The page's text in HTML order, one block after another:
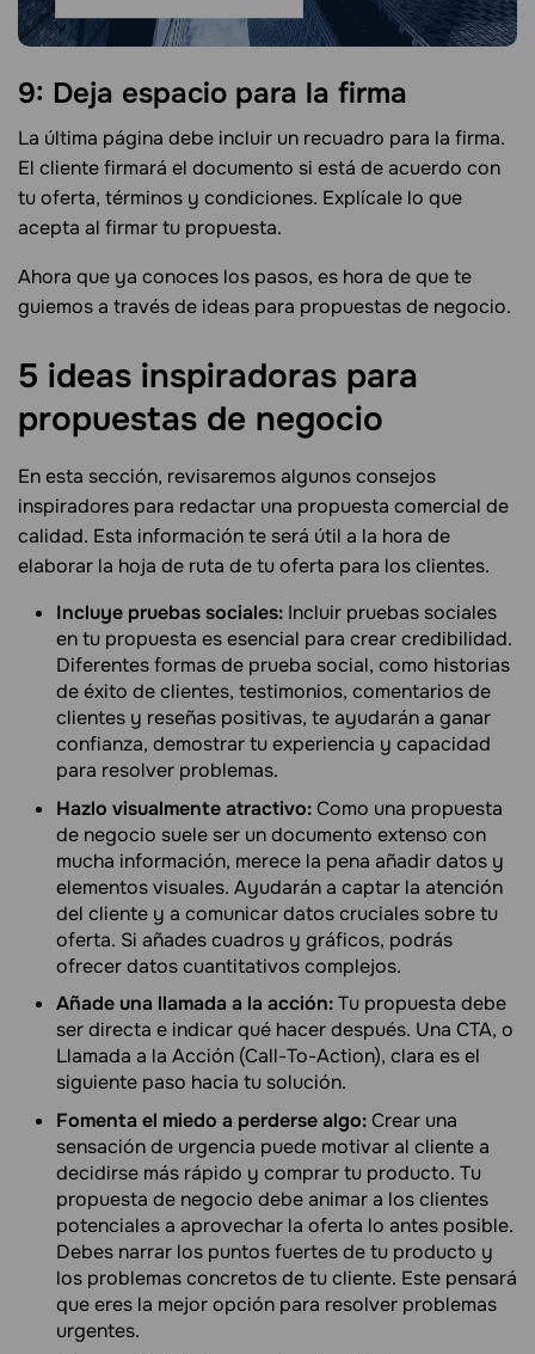
9: Deja espacio para la firma
La última página debe incluir un recuadro para la firma.
El cliente firmará el documento si está de acuerdo con
tu oferta, términos y condiciones. Explícale lo que
acepta al firmar tu propuesta.
Ahora que ya conoces los pasos, es hora de que te
guiemos a través de ideas para propuestas de negocio.
5 ideas inspiradoras para
propuestas de negocio
En esta sección, revisaremos algunos consejos
inspiradores para redactar una propuesta comercial de
calidad. Esta información te será útil a la hora de
elaborar la hoja de ruta de tu oferta para los clientes.
Incluye pruebas sociales: Incluir pruebas sociales
en tu propuesta es esencial para crear credibilidad.
Diferentes formas de prueba social, como historias
de éxito de clientes, testimonios, comentarios de
clientes y reseñas positivas, te ayudarán a ganar
confianza, demostrar tu experiencia y capacidad
para resolver problemas.
Hazlo visualmente atractivo:Como una propuesta
de negocio suele ser un documento extenso con
mucha información, merece la pena añadir datos y
elementos visuales. Ayudarán a captar la atención
del cliente y a comunicar datos cruciales sobre tu
oferta. Si añades cuadros y gráficos, podrás
ofrecer datos cuantitativos complejos.
Añade una llamada a la acción:Tu propuesta debe
ser directa e indicar qué hacer después. Una CTA, o
Llamada a la Acción (Call-To-Action), clara es el
siguiente paso hacia tu solución.
Fomenta el miedo a perderse algo:Crear una
sensación de urgencia puede motivar al cliente a
decidirse más rápido y comprar tu producto. Tu
propuesta de negocio debe animar a los clientes
potenciales a aprovechar la oferta lo antes posible.
Debes narrar los puntos fuertes de tu producto y
los problemas concretos de tu cliente. Este pensará
que eres la mejor opción para resolver problemas
urgentes.